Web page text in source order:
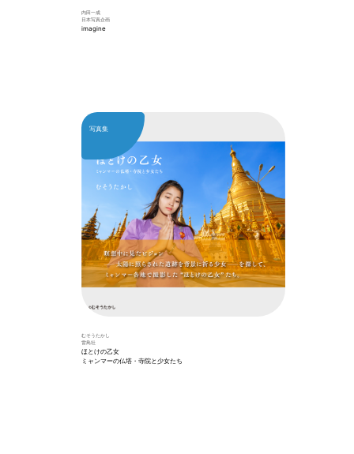
内田一成
日本写真企画
imagine
写真集
むそうたかし
雷鳥社
ほとけの乙女
ミャンマーの仏塔・寺院と少女たち